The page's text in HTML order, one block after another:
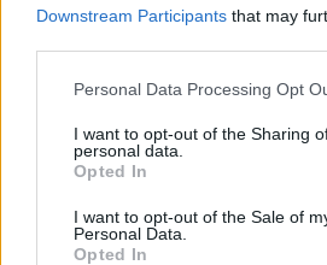
Downstream Participants that may
Personal Data Processing Opt
I want to opt-out of the Sharing
personal data.
Opted In
I want to opt-out of the Sale of
Personal Data.
Opted In
Nënë e bir humbën jetën
Ishin nisur për në punë,
por fati u kishte rezervuar
udhëtimin e fundit (FOTO)